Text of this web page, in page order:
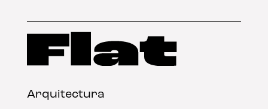
Arquitectura